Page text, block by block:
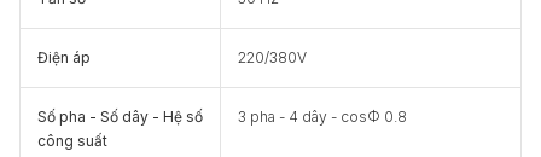
Điện áp 220/380V
Số pha - Số dây - Hệ số
công suất
3 pha - 4 dây - cosФ 0.8